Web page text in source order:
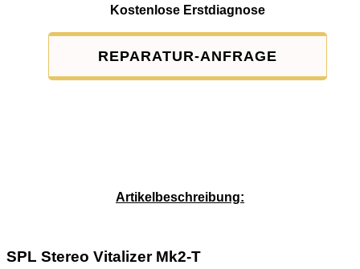
Kostenlose Erstdiagnose
REPARATUR-ANFRAGE
Artikelbeschreibung:
SPL Stereo Vitalizer Mk2-T